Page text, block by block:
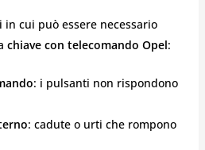
cui può essere necessario
chiave con telecomando Opel:
: i pulsanti non rispondono
: cadute o urti che rompono